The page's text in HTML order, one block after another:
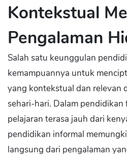
Kontekstual
Pengalaman
Salah satu keunggulan
kemampuannya untuk
yang kontekstual dan relevan
sehari-hari. Dalam pendidikan
pelajaran terasa jauh dari
pendidikan informal
langsung dari pengalaman